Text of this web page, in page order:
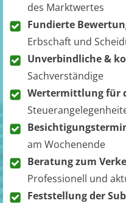
des Marktwertes
Fundierte
Erbschaft und
Unverbindliche &
Sachverständige
Wertermittlung für
am Wochenende
Beratung zum
Professionell und
Feststellung der